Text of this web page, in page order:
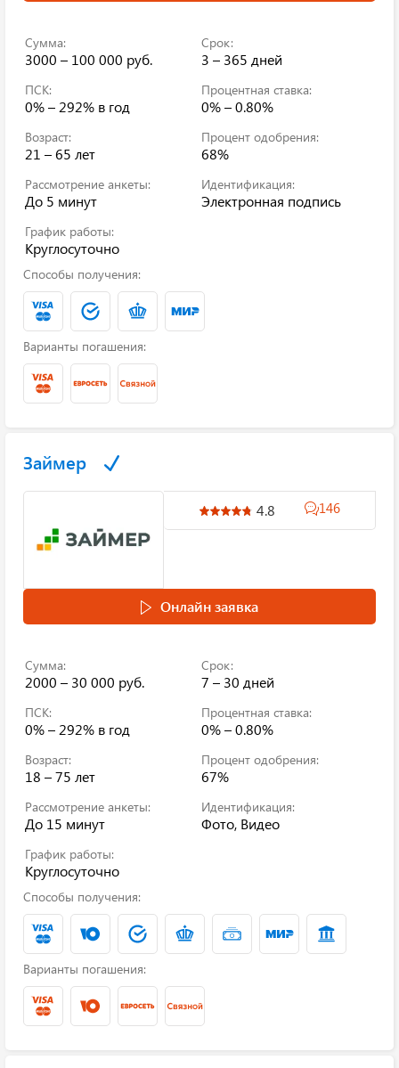
Сумма:
3000 – 100 000 руб.
Срок:
3 – 365 дней
ПСК:
0% – 292% в год
Процентная ставка:
0% – 0.80%
Возраст:
21 – 65 лет
Процент одобрения:
68%
Рассмотрение анкеты:
До 5 минут
Идентификация:
Электронная подпись
График работы:
Круглосуточно
Способы получения:
Варианты погашения:
Займер
4.8 146
Онлайн заявка
Сумма:
2000 – 30 000 руб.
Срок:
7 – 30 дней
ПСК:
0% – 292% в год
Процентная ставка:
0% – 0.80%
Возраст:
18 – 75 лет
Процент одобрения:
67%
Рассмотрение анкеты:
До 15 минут
Идентификация:
Фото, Видео
График работы:
Круглосуточно
Способы получения:
Варианты погашения: